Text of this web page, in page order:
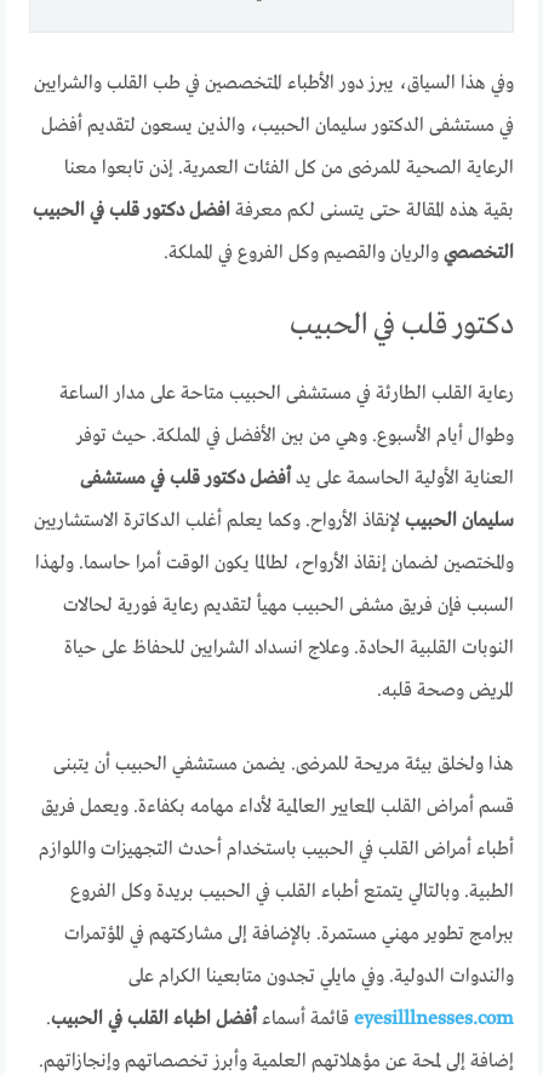
وفي هذا السياق، يبرز دور الأطباء المتخصصين في طب القلب والشرايين
في مستشفى الدكتور سليمان الحبيب، والذين يسعون لتقديم أفضل
الرعاية الصحية للمرضى من كل الفئات العمرية. إذن تابعوا معنا
بقية هذه المقالة حتى يتسنى لكم معرفةافضل دكتور قلب في الحبيب
التخصصي والريان والقصيم وكل الفروع في المملكة.
دكتور قلب في الحبيب
رعاية القلب الطارئة في مستشفى الحبيب متاحة على مدار الساعة
وطوال أيام الأسبوع. وهي من بين الأفضل في المملكة. حيث توفر
العناية الأولية الحاسمة على يدأفضل دكتور قلب في مستشفى
سليمان الحبيب لإنقاذ الأرواح. وكما يعلم أغلب الدكاترة الاستشاريين
والمختصين لضمان إنقاذ الأرواح، لطالما يكون الوقت أمرا حاسما. ولهذا
السبب فإن فريق مشفى الحبيب مهيأ لتقديم رعاية فورية لحالات
النوبات القلبية الحادة. وعلاج انسداد الشرايين للحفاظ على حياة
المريض وصحة قلبه.
هذا ولخلق بيئة مريحة للمرضى. يضمن مستشفي الحبيب أن يتبنى
قسم أمراض القلب المعايير العالمية لأداء مهامه بكفاءة. ويعمل فريق
أطباء أمراض القلب في الحبيب باستخدام أحدث التجهيزات واللوازم
الطبية. وبالتالي يتمتع أطباء القلب في الحبيب بريدة وكل الفروع
ببرامج تطوير مهني مستمرة. بالإضافة إلى مشاركتهم في المؤتمرات
والندوات الدولية. وفي مايلي تجدون متابعينا الكرام على
eyesilllnesses.com قائمة أسماءأفضل اطباء القلب في الحبيب.
إضافة إلى لمحة عن مؤهلاتهم العلمية وأبرز تخصصاتهم وإنجازاتهم.